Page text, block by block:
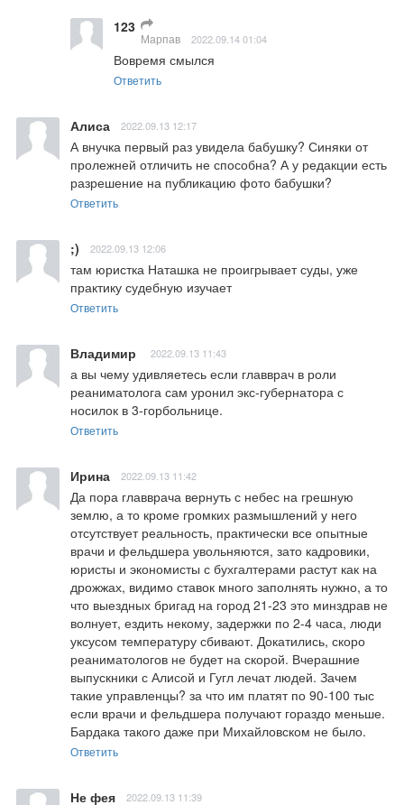
123
Марпав 2022.09.14 01:04
Вовремя смылся
Ответить
Алиса 2022.09.13 12:17
А внучка первый раз увидела бабушку? Синяки от
пролежней отличить не способна? А у редакции есть
разрешение на публикацию фото бабушки?
Ответить
;) 2022.09.13 12:06
там юристка Наташка не проигрывает суды, уже
практику судебную изучает
Ответить
Владимир 2022.09.13 11:43
а вы чему удивляетесь если главврач в роли
реаниматолога сам уронил экс-губернатора с
носилок в 3-горбольнице.
Ответить
Ирина 2022.09.13 11:42
Да пора главврача вернуть с небес на грешную
землю, а то кроме громких размышлений у него
отсутствует реальность, практически все опытные
врачи и фельдшера увольняются, зато кадровики,
юристы и экономисты с бухгалтерами растут как на
дрожжах, видимо ставок много заполнять нужно, а то
что выездных бригад на город 21-23 это минздрав не
волнует, ездить некому, задержки по 2-4 часа, люди
уксусом температуру сбивают. Докатились, скоро
реаниматологов не будет на скорой. Вчерашние
выпускники с Алисой и Гугл лечат людей. Зачем
такие управленцы? за что им платят по 90-100 тыс
если врачи и фельдшера получают гораздо меньше.
Бардака такого даже при Михайловском не было.
Ответить
Не фея 2022.09.13 11:39